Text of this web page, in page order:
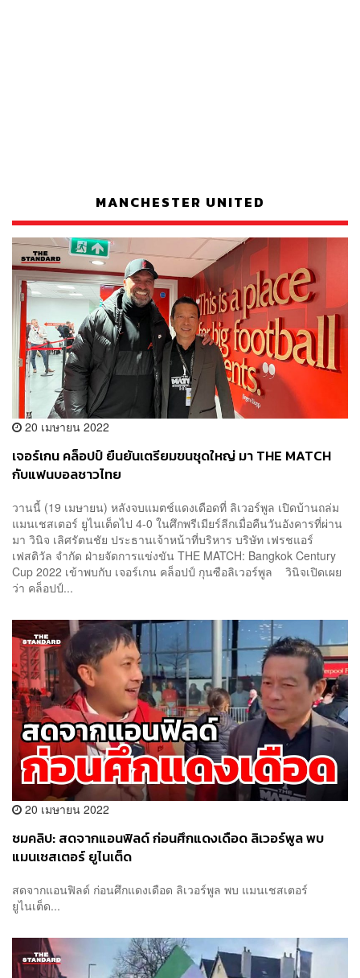
MANCHESTER UNITED
20 เมษายน 2022
เจอร์เกน คล็อปป์ ยืนยันเตรียมขนชุดใหญ่ มา THE MATCH
กับแฟนบอลชาวไทย
วานนี้ (19 เมษายน) หลังจบแมตช์แดงเดือดที่ ลิเวอร์พูล เปิดบ้านถล่ม
แมนเชสเตอร์ ยูไนเต็ดไป 4-0 ในศึกพรีเมียร์ลีกเมื่อคืนวันอังคารที่ผ่าน
มา วินิจ เลิศรัตนชัย ประธานเจ้าหน้าที่บริหาร บริษัท เฟรชแอร์
เฟสติวัล จำกัด ฝ่ายจัดการแข่งขัน THE MATCH: Bangkok Century
Cup 2022 เข้าพบกับ เจอร์เกน คล็อปป์ กุนซือลิเวอร์พูล วินิจเปิดเผย
ว่า คล็อปป์...
20 เมษายน 2022
ชมคลิป: สดจากแอนฟิลด์ ก่อนศึกแดงเดือด ลิเวอร์พูล พบ
แมนเชสเตอร์ ยูไนเต็ด
สดจากแอนฟิลด์ ก่อนศึกแดงเดือด ลิเวอร์พูล พบ แมนเชสเตอร์
ยูไนเต็ด...